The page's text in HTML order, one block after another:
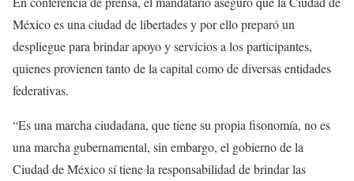
México es una ciudad de libertades y por ello preparó un
despliegue para brindar apoyo y servicios a los participantes,
quienes provienen tanto de la capital como de diversas entidades
federativas.
“Es una marcha ciudadana, que tiene su propia fisonomía, no es
una marcha gubernamental, sin embargo, el gobierno de la
Ciudad de México sí tiene la responsabilidad de brindar las